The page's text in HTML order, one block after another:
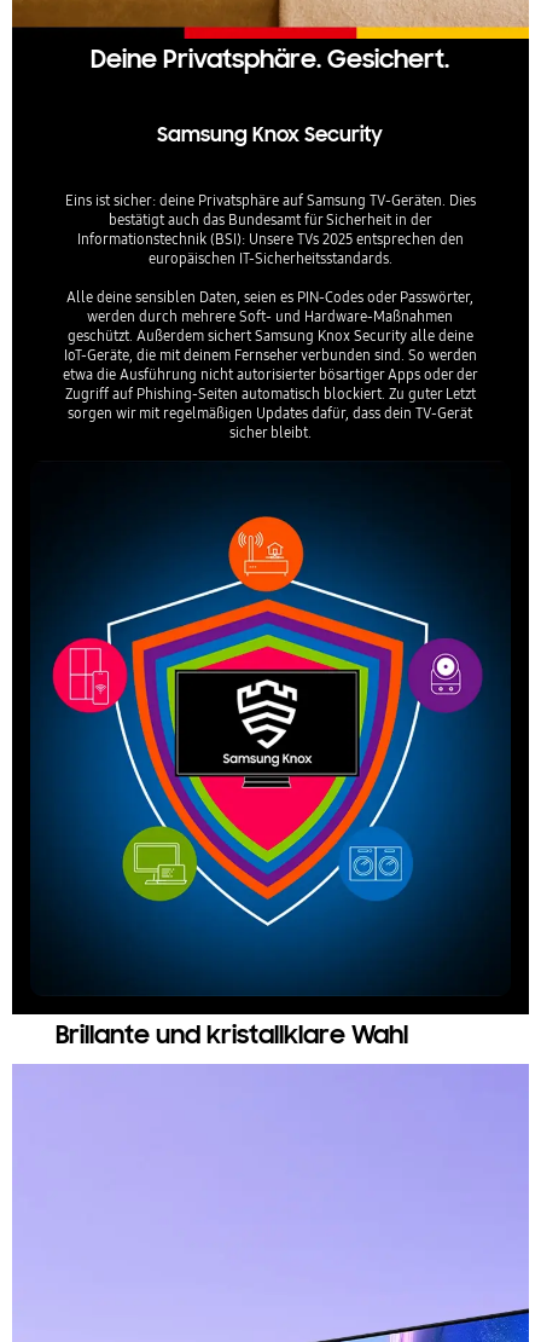
Hinweis gemäß Data Act
Bei der Nutzung dieses Artikels fallen
Produktdaten an, die ggf. an den Hersteller oder
Informationen des Herstellers dazu finden Sie
hier:
https://dataact.samsung.com/#/public/notice-
page?locale=de
Identifikationsnummer
GTIN: 8806097252504
Bitte beachten
Dieser Artikel kann nicht an einen Paketshop
oder eine Packstation bestellt werden.
Eine Lieferung ins Ausland ist leider nicht
möglich.
Deine Privatsphäre. Gesichert.
Samsung Knox Security
Eins ist sicher: deine Privatsphäre auf Samsung TV-Geräten. Dies
bestätigt auch das Bundesamt für Sicherheit in der
Informationstechnik (BSI): Unsere TVs 2025 entsprechen den
europäischen IT-Sicherheitsstandards.
Alle deine sensiblen Daten, seien es PIN-Codes oder Passwörter,
werden durch mehrere Soft- und Hardware-Maßnahmen
geschützt. Außerdem sichert Samsung Knox Security alle deine
IoT-Geräte, die mit deinem Fernseher verbunden sind. So werden
etwa die Ausführung nicht autorisierter bösartiger Apps oder der
Zugriff auf Phishing-Seiten automatisch blockiert. Zu guter Letzt
sorgen wir mit regelmäßigen Updates dafür, dass dein TV-Gerät
sicher bleibt.
Brillante und kristallklare Wahl